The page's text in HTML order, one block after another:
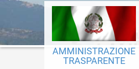
AMMINISTRAZIONE
TRASPARENTE